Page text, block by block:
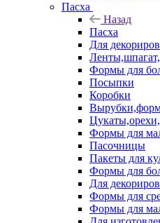
Пасха
Назад
Пасха
Для
Формы для
Посыпки
Коробки
Формы для
Пасочницы
Пакеты для
Формы для
Для
Формы для
Формы для